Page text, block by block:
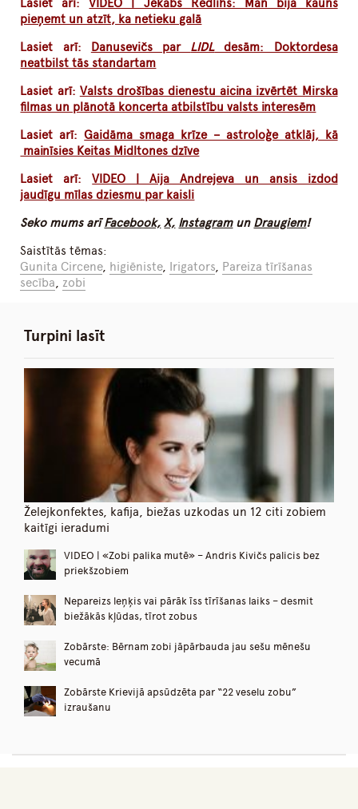
Lasiet arī:VIDEO | Jēkabs Rēdlihs: Man bija kauns
pieņemt un atzīt, ka netieku galā
Lasiet arī:
Danusevičs par LIDLdesām: Doktordesa
neatbilst tās standartam
Lasiet arī: Valsts drošības dienestu aicina izvērtēt Mirska
filmas un plānotā koncerta atbilstību valsts interesēm
Lasiet arī:Gaidāma smaga krīze – astroloģe atklāj, kā
mainīsies Keitas Midltones dzīve
Lasiet arī:VIDEO | Aija Andrejeva un ansis izdod
jaudīgu mīlas dziesmu par kaisli
Seko mums arīFacebook, X, Instagramun Draugiem!
Saistītās tēmas:
Gunita Circene, higiēniste, Irigators, Pareiza tīrīšanas
secība, zobi
Turpini lasīt
Želejkonfektes, kafija, biežas uzkodas un 12 citi zobiem
kaitīgi ieradumi
VIDEO | «Zobi palika mutē» – Andris Kivičs palicis bez
priekšzobiem
Nepareizs leņķis vai pārāk īss tīrīšanas laiks – desmit
biežākās kļūdas, tīrot zobus
Zobārste: Bērnam zobi jāpārbauda jau sešu mēnešu
vecumā
Zobārste Krievijā apsūdzēta par “22 veselu zobu”
izraušanu